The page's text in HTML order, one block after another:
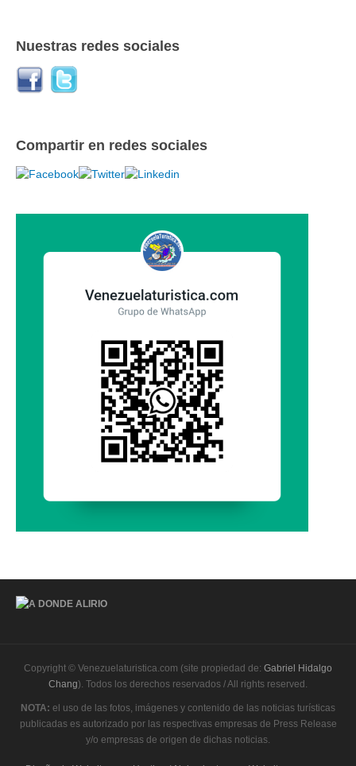
Nuestras redes sociales
Compartir en redes sociales
Copyright © Venezuelaturistica.com (site propiedad de: Gabriel Hidalgo
Chang). Todos los derechos reservados / All rights reserved.
NOTA: el uso de las fotos, imágenes y contenido de las noticias turísticas
publicadas es autorizado por las respectivas empresas de Press Release
y/o empresas de origen de dichas noticias.